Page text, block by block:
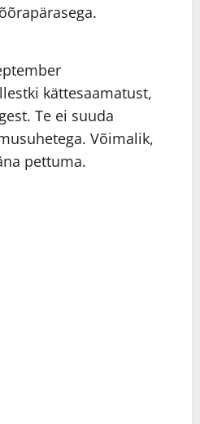
kättesaamatust,
Te ei suuda
Võimalik,
pettuma.